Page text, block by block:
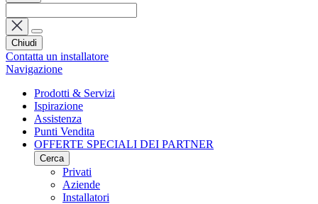
Chiudi
Contatta un installatore
Navigazione
Prodotti & Servizi
Ispirazione
Assistenza
Punti Vendita
OFFERTE SPECIALI DEI PARTNER
Cerca
Privati
Aziende
Installatori